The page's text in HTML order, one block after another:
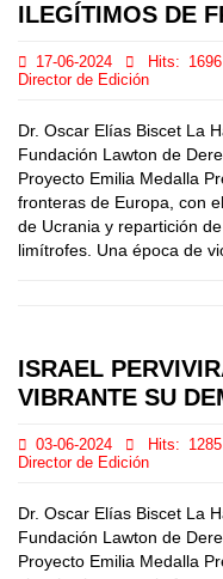
ILEGÍTIMOS DE
17-06-2024 Hits: 1696
Director de Edición
Dr. Oscar Elías Biscet La
Fundación Lawton de
Proyecto Emilia Medalla
fronteras de Europa, con
de Ucrania y repartición
limítrofes. Una época de
ISRAEL
VIBRANTE SU
03-06-2024 Hits: 1285
Director de Edición
Dr. Oscar Elías Biscet La
Fundación Lawton de
Proyecto Emilia Medalla